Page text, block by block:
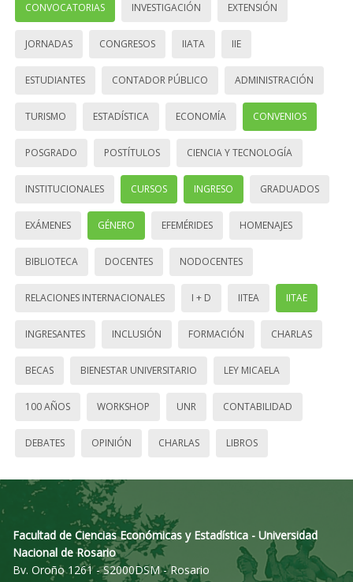
CONVOCATORIAS INVESTIGACIÓN EXTENSIÓN
JORNADAS CONGRESOS IIATA IIE
ESTUDIANTES CONTADOR PÚBLICO ADMINISTRACIÓN
TURISMO ESTADÍSTICA ECONOMÍA CONVENIOS
POSGRADO POSTÍTULOS CIENCIA Y TECNOLOGÍA
INSTITUCIONALES CURSOS INGRESO GRADUADOS
EXÁMENES GÉNERO EFEMÉRIDES HOMENAJES
BIBLIOTECA DOCENTES NODOCENTES
RELACIONES INTERNACIONALES I + D IITEA IITAE
INGRESANTES INCLUSIÓN FORMACIÓN CHARLAS
BECAS BIENESTAR UNIVERSITARIO LEY MICAELA
100 AÑOS WORKSHOP UNR CONTABILIDAD
DEBATES OPINIÓN CHARLAS LIBROS
Facultad de Ciencias Económicas y Estadística - Universidad
Nacional de Rosario
Bv. Oroño 1261 - S2000DSM - Rosario